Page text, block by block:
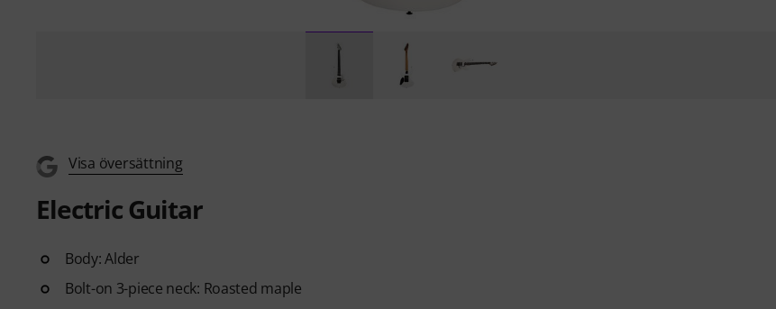
Visa översättning
Electric Guitar
Body: Alder
Bolt-on 3-piece neck: Roasted maple